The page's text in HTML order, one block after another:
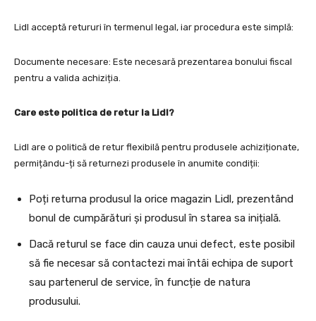
Lidl acceptă retururi în termenul legal, iar procedura este simplă:
Documente necesare: Este necesară prezentarea bonului fiscal
pentru a valida achiziția.
Care este politica de retur la Lidl?
Lidl are o politică de retur flexibilă pentru produsele achiziționate,
permițându-ți să returnezi produsele în anumite condiții:
Poți returna produsul la orice magazin Lidl, prezentând
bonul de cumpărături și produsul în starea sa inițială.
Dacă returul se face din cauza unui defect, este posibil
să fie necesar să contactezi mai întâi echipa de suport
sau partenerul de service, în funcție de natura
produsului.